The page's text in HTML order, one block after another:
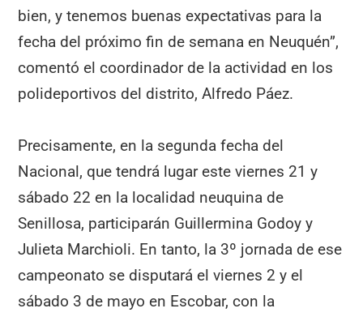
bien, y tenemos buenas expectativas para la
fecha del próximo fin de semana en Neuquén”,
comentó el coordinador de la actividad en los
polideportivos del distrito, Alfredo Páez.
Precisamente, en la segunda fecha del
Nacional, que tendrá lugar este viernes 21 y
sábado 22 en la localidad neuquina de
Senillosa, participarán Guillermina Godoy y
Julieta Marchioli. En tanto, la 3º jornada de ese
campeonato se disputará el viernes 2 y el
sábado 3 de mayo en Escobar, con la